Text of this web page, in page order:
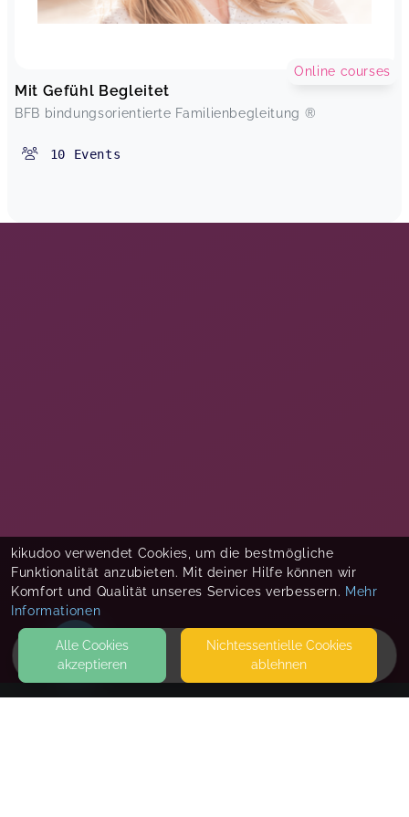
HOME
Mit Gefühl Begleitet
BFB bindungsorientierte Familienbegleitung ®
Online courses
10 Events
kikudoo verwendet Cookies, um die bestmögliche
Funktionalität anzubieten. Mit deiner Hilfe können wir
Komfort und Qualität unseres Services verbessern. Mehr
Informationen
Alle Cookies
akzeptieren
Nicht­essentielle Cookies
ablehnen